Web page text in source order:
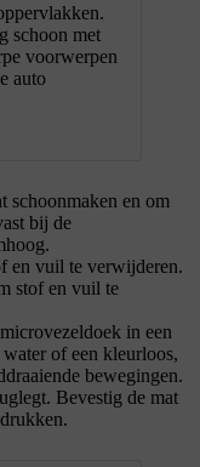
schoon met
voorwerpen
auto
schoonmaken en om
bij de
en vuil te verwijderen.
stof en vuil te
in een
of een kleurloos,
bewegingen.
Bevestig de mat